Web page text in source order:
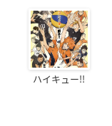
ハイキュー!!